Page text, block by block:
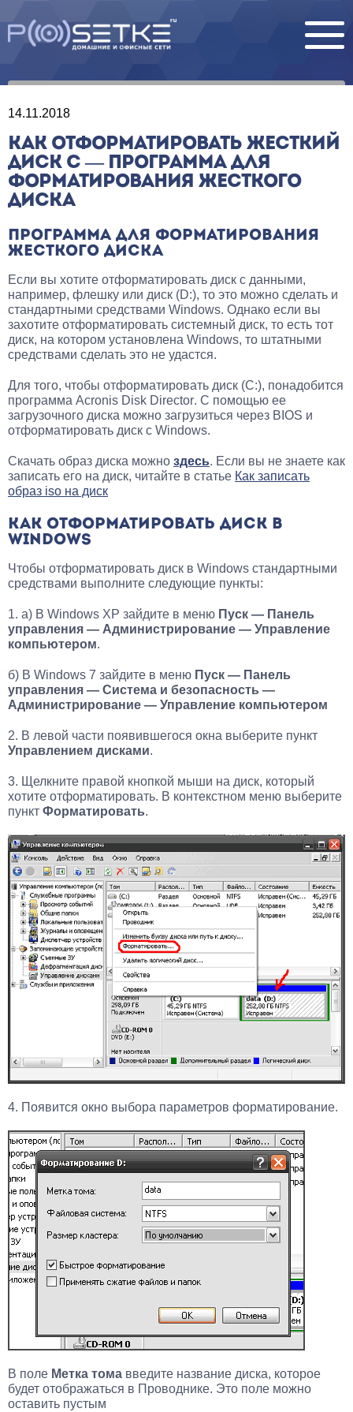
14.11.2018
КАК ОТФОРМАТИРОВАТЬ ЖЕСТКИЙ
ДИСК С — ПРОГРАММА ДЛЯ
ФОРМАТИРОВАНИЯ ЖЕСТКОГО
ДИСКА
ПРОГРАММА ДЛЯ ФОРМАТИРОВАНИЯ
ЖЕСТКОГО ДИСКА
Если вы хотите отформатировать диск с данными,
например, флешку или диск (D:), то это можно сделать и
стандартными средствами Windows. Однако если вы
захотите отформатировать системный диск, то есть тот
диск, на котором установлена Windows, то штатными
средствами сделать это не удастся.
Для того, чтобы отформатировать диск (C:), понадобится
программа Acronis Disk Director. С помощью ее
загрузочного диска можно загрузиться через BIOS и
отформатировать диск с Windows.
Скачать образ диска можно здесь. Если вы не знаете как
записать его на диск, читайте в статье Как записать
образ iso на диск
КАК ОТФОРМАТИРОВАТЬ ДИСК В
WINDOWS
Чтобы отформатировать диск в Windows стандартными
средствами выполните следующие пункты:
1. а) В Windows XP зайдите в меню Пуск — Панель
управления — Администрирование — Управление
компьютером.
б) В Windows 7 зайдите в меню Пуск — Панель
управления — Система и безопасность —
Администрирование — Управление компьютером
2. В левой части появившегося окна выберите пункт
Управлением дисками.
3. Щелкните правой кнопкой мыши на диск, который
хотите отформатировать. В контекстном меню выберите
пункт Форматировать.
4. Появится окно выбора параметров форматирование.
В поле Метка тома введите название диска, которое
будет отображаться в Проводнике. Это поле можно
оставить пустым